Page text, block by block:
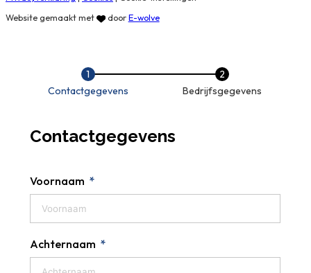
Website gemaakt met
doorE-wolve
Contactgegevens Bedrijfsgegevens
Contactgegevens
Voornaam
Achternaam